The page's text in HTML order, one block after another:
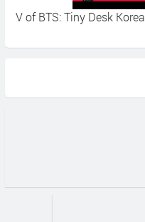
Halsey - Lilith ft.